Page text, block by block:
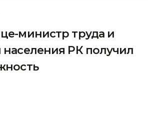
министр труда и
РК получил